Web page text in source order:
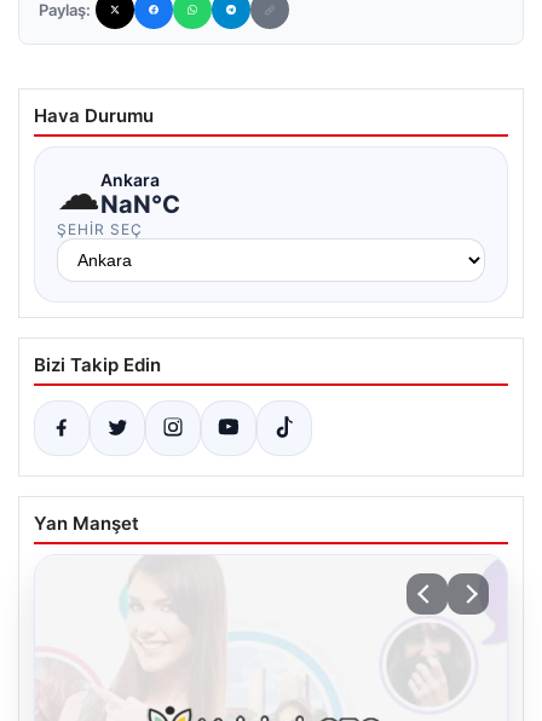
Paylaş:
Hava Durumu
☁Ankara
NaN°C
ŞEHIR SEÇ
Bizi Takip Edin
Yan Manşet